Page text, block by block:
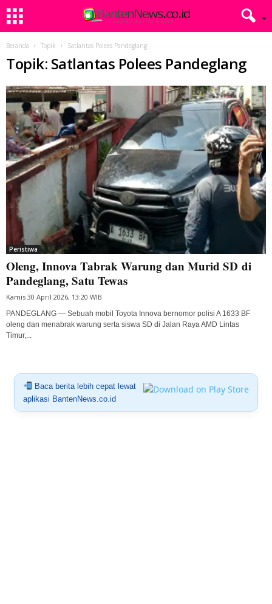
Beranda Topik Satlantas Polees Pandeglang
Topik: Satlantas Polees Pandeglang
Peristiwa
Oleng, Innova Tabrak Warung dan Murid SD di
Pandeglang, Satu Tewas
Kamis 30 April 2026, 13:20 WIB
PANDEGLANG — Sebuah mobil Toyota Innova bernomor polisi A 1633 BF
oleng dan menabrak warung serta siswa SD di Jalan Raya AMD Lintas
Timur,...
Baca berita lebih cepat lewat
aplikasi BantenNews.co.id